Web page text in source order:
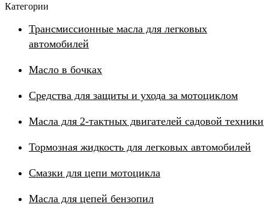
Категории
Трансмиссионные масла для легковых
автомобилей
Масло в бочках
Средства для защиты и ухода за мотоциклом
Масла для 2-тактных двигателей садовой техники
Тормозная жидкость для легковых автомобилей
Смазки для цепи мотоцикла
Масла для цепей бензопил